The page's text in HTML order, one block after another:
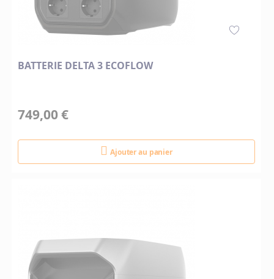
BATTERIE DELTA 3 ECOFLOW
749,00 €
Ajouter au panier